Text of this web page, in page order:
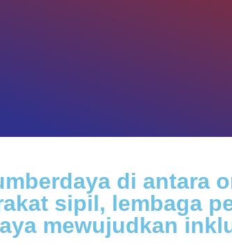
di antara
sipil, lembaga
mewujudkan